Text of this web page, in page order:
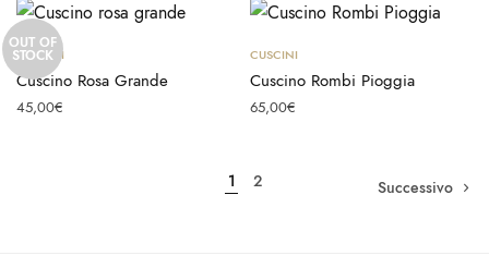
OUT OF
STOCK
CUSCINI
Cuscino Rosa Grande
45,00€
Aggiungi al carrello
CUSCINI
Cuscino Rombi Pioggia
65,00€
1 2 Successivo